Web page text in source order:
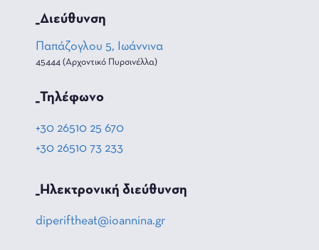
_Διεύθυνση
Παπάζογλου 5, Ιωάννινα
45444 (Αρχοντικό Πυρσινέλλα)
_Τηλέφωνο
+30 26510 25 670
+30 26510 73 233
_Hλεκτρονική διεύθυνση
diperiftheat@ioannina.gr